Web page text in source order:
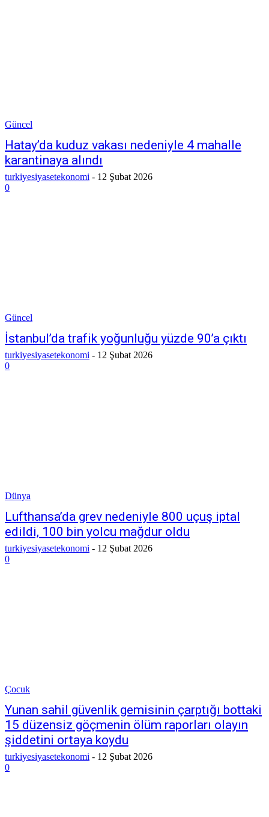
Güncel
Hatay’da kuduz vakası nedeniyle 4 mahalle
karantinaya alındı
turkiyesiyasetekonomi - 12 Şubat 2026
0
Güncel
İstanbul’da trafik yoğunluğu yüzde 90’a çıktı
turkiyesiyasetekonomi - 12 Şubat 2026
0
Dünya
Lufthansa’da grev nedeniyle 800 uçuş iptal
edildi, 100 bin yolcu mağdur oldu
turkiyesiyasetekonomi - 12 Şubat 2026
0
Çocuk
Yunan sahil güvenlik gemisinin çarptığı bottaki
15 düzensiz göçmenin ölüm raporları olayın
şiddetini ortaya koydu
turkiyesiyasetekonomi - 12 Şubat 2026
0